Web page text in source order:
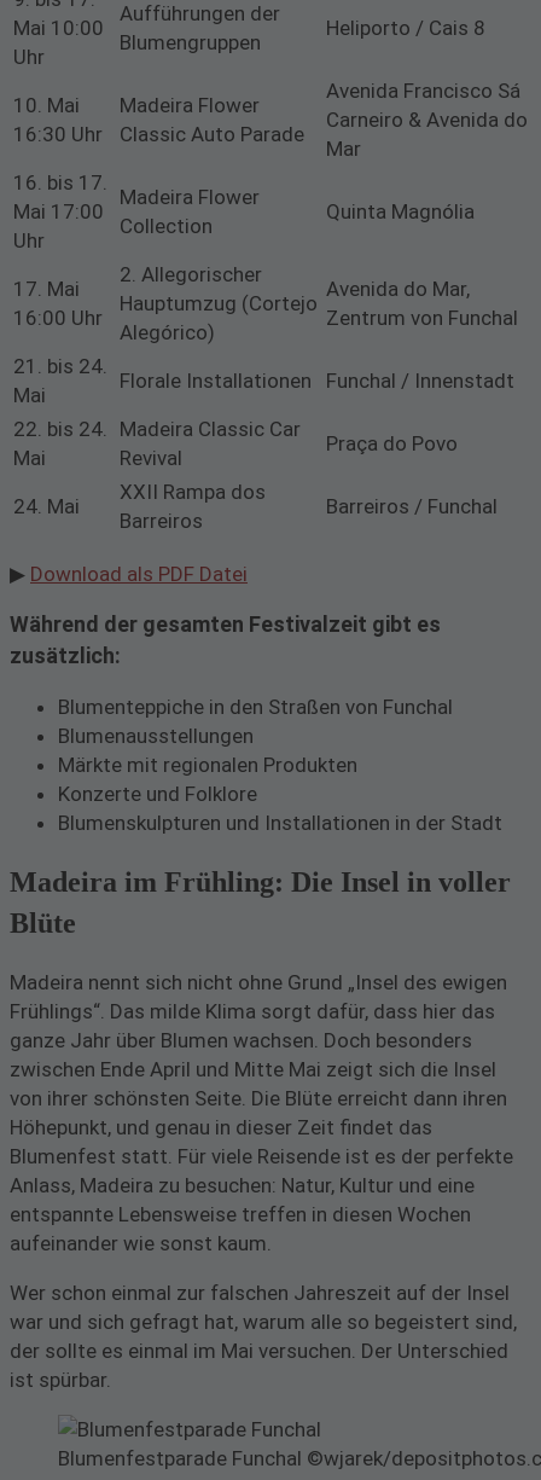
Mai 10:00
Uhr
Aufführungen der
Blumengruppen
Heliporto / Cais 8
10. Mai
16:30 Uhr
Madeira Flower
Classic Auto Parade
Avenida Francisco Sá
Carneiro & Avenida do
Mar
16. bis 17.
Mai 17:00
Uhr
Madeira Flower
Collection
Quinta Magnólia
17. Mai
16:00 Uhr
2. Allegorischer
Hauptumzug (Cortejo
Alegórico)
Avenida do Mar,
Zentrum von Funchal
21. bis 24.
Mai
Florale Installationen
Funchal / Innenstadt
22. bis 24.
Mai
Madeira Classic Car
Revival
Praça do Povo
24. Mai
XXII Rampa dos
Barreiros
Barreiros / Funchal
▶ Download als PDF Datei
Während der gesamten Festivalzeit gibt es
zusätzlich:
Blumenteppiche in den Straßen von Funchal
Blumenausstellungen
Märkte mit regionalen Produkten
Konzerte und Folklore
Blumenskulpturen und Installationen in der Stadt
Madeira im Frühling: Die Insel in voller
Blüte
Madeira nennt sich nicht ohne Grund „Insel des ewigen
Frühlings“. Das milde Klima sorgt dafür, dass hier das
ganze Jahr über Blumen wachsen. Doch besonders
zwischen Ende April und Mitte Mai zeigt sich die Insel
von ihrer schönsten Seite. Die Blüte erreicht dann ihren
Höhepunkt, und genau in dieser Zeit findet das
Blumenfest statt. Für viele Reisende ist es der perfekte
Anlass, Madeira zu besuchen: Natur, Kultur und eine
entspannte Lebensweise treffen in diesen Wochen
aufeinander wie sonst kaum.
Wer schon einmal zur falschen Jahreszeit auf der Insel
war und sich gefragt hat, warum alle so begeistert sind,
der sollte es einmal im Mai versuchen. Der Unterschied
ist spürbar.
Blumenfestparade Funchal ©wjarek/